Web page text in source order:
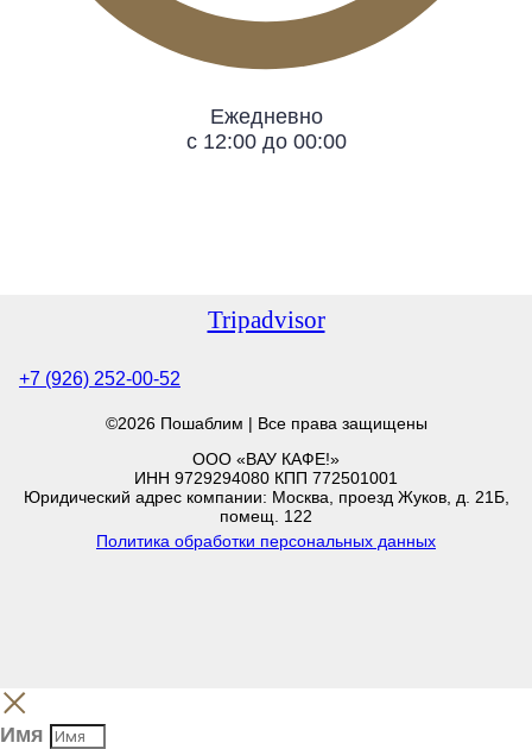
Ежедневно
с 12:00 до 00:00
Tripadvisor
+7 (926) 252-00-52
©2026 Пошаблим | Все права защищены
ООО «ВАУ КАФЕ!»
ИНН 9729294080 КПП 772501001
Юридический адрес компании: Москва, проезд Жуков, д. 21Б,
помещ. 122
Политика обработки персональных данных
Имя